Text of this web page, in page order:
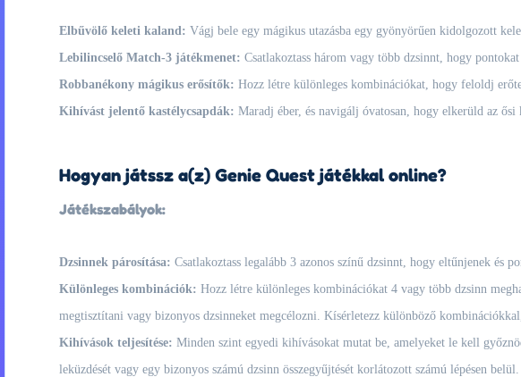
Elbűvölő keleti kaland: Vágj bele egy mágikus utazásba egy gyönyörűen kidolgozott
Lebilincselő Match-3 játékmenet: Csatlakoztass három vagy több dzsinnt, hogy
Robbanékony mágikus erősítők: Hozz létre különleges kombinációkat, hogy feloldj
Kihívást jelentő kastélycsapdák: Maradj éber, és navigálj óvatosan, hogy elkerüld az
Hogyan játssz a(z) Genie Quest játékkal online?
Játékszabályok:
Dzsinnek párosítása: Csatlakoztass legalább 3 azonos színű dzsinnt, hogy eltűnjenek és
Különleges kombinációk: Hozz létre különleges kombinációkat 4 vagy több dzsinn
megtisztítani vagy bizonyos dzsinneket megcélozni. Kísérletezz különböző
Kihívások teljesítése: Minden szint egyedi kihívásokat mutat be, amelyeket le kell
leküzdését vagy egy bizonyos számú dzsinn összegyűjtését korlátozott számú lépésen belül.